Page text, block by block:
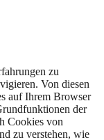
zu
Von diesen
auf Ihrem Browser
der
Cookies von
zu verstehen, wie